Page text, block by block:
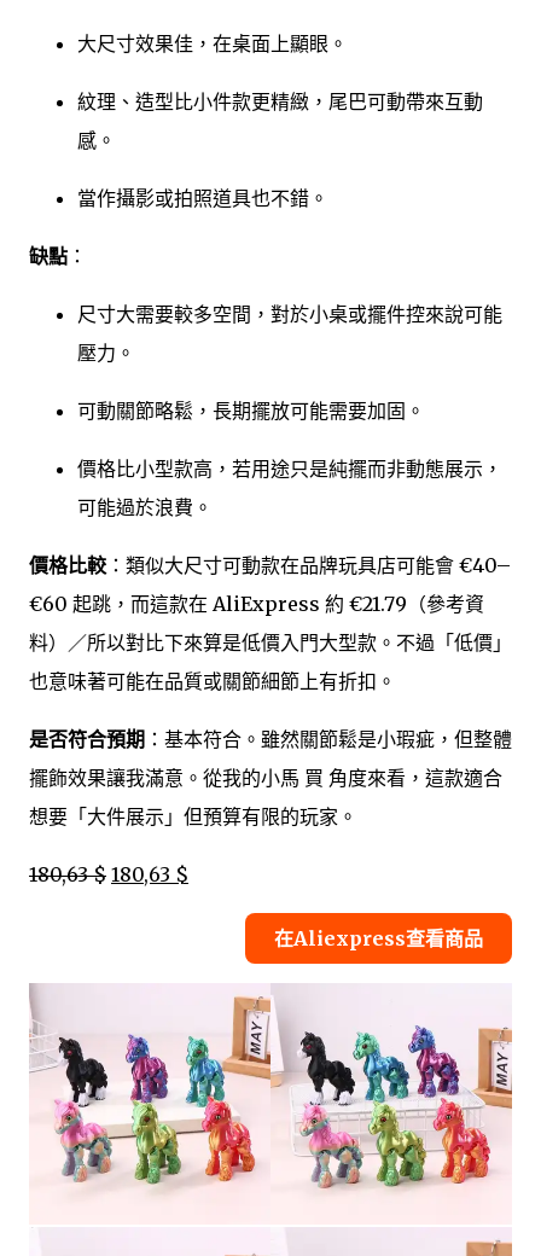
大尺寸效果佳，在桌面上顯眼。
紋理、造型比小件款更精緻，尾巴可動帶來互動
感。
當作攝影或拍照道具也不錯。
缺點 ：
尺寸大需要較多空間，對於小桌或擺件控來說可能
壓力。
可動關節略鬆，長期擺放可能需要加固。
價格比小型款高，若用途只是純擺而非動態展示，
可能過於浪費。
價格比較 ：類似大尺寸可動款在品牌玩具店可能會 €40–
€60 起跳，而這款在 AliExpress 約 €21.79（參考資
料）／所以對比下來算是低價入門大型款。不過「低價」
也意味著可能在品質或關節細節上有折扣。
是否符合預期 ：基本符合。雖然關節鬆是小瑕疵，但整體
擺飾效果讓我滿意。從我的小馬 買 角度來看，這款適合
想要「大件展示」但預算有限的玩家。
180,63 $ 180,63 $
在Aliexpress查看商品